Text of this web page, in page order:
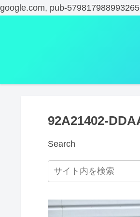
google.com, pub-
92A21402-
Search